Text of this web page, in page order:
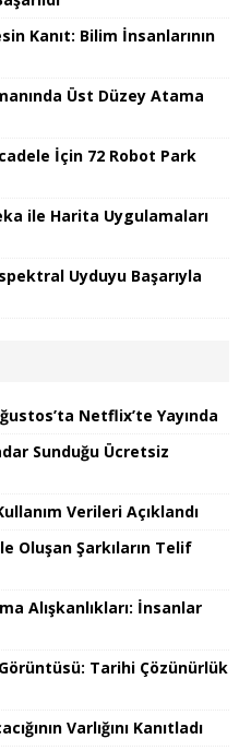
Kanıt: Bilim İnsanlarının
Üst Düzey Atama
İçin 72 Robot Park
ile Harita Uygulamaları
Uyduyu Başarıyla
Netflix’te Yayında
Sunduğu Ücretsiz
Verileri Açıklandı
Oluşan Şarkıların Telif
Alışkanlıkları: İnsanlar
Tarihi Çözünürlük
Varlığını Kanıtladı